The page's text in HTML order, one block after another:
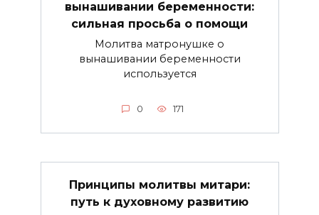
вынашивании беременности:
сильная просьба о помощи
Молитва матронушке о
вынашивании беременности
используется
0 171
Принципы молитвы митари:
путь к духовному развитию